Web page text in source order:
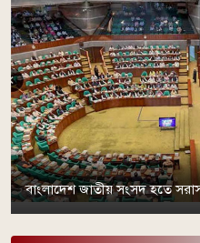
বাংলাদেশ জাতীয় সংসদ হতে